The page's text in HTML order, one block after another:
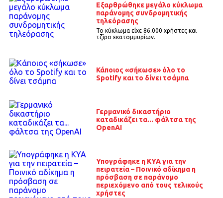
Εξαρθρώθηκε μεγάλο κύκλωμα
παράνομης συνδρομητικής
τηλεόρασης
Το κύκλωμα είχε 86.000 χρήστες και
τζίρο εκατομμυρίων.
Κάποιος «σήκωσε» όλο το
Spotify και το δίνει τσάμπα
Γερμανικό δικαστήριο
καταδικάζει τα... φάλτσα της
OpenAI
Υπογράφηκε η ΚΥΑ για την
πειρατεία – Ποινικό αδίκημα η
πρόσβαση σε παράνομο
περιεχόμενο από τους τελικούς
χρήστες